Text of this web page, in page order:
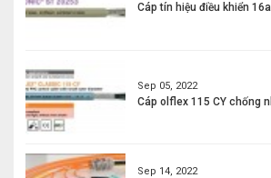
Cáp tín hiệu điều khiển
Sep 05, 2022
Cáp olflex 115 CY chống
Sep 14, 2022